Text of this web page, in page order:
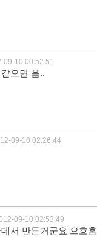
09-10 00:52:51
으면 음..
09-10 02:26:44
09-10 02:53:49
서 만든거군요 으흐흠